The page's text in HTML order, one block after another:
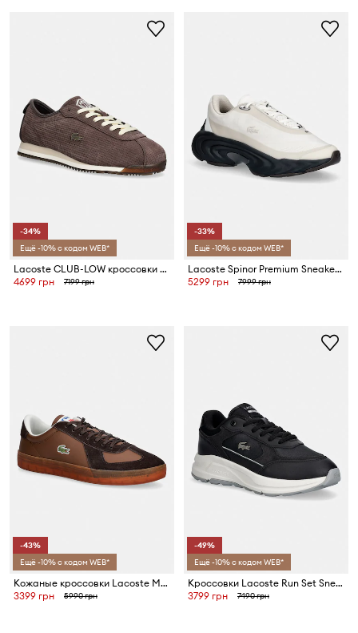
-34%
Ещё -10% с кодом WEB*
Lacoste CLUB-LOW кроссовки мужские нубуковые
4699 грн
7199 грн
-33%
Ещё -10% с кодом WEB*
Lacoste Spinor Premium Sneakers Tactile Elevation Pack кроссовки мужские
5299 грн
7999 грн
-43%
Ещё -10% с кодом WEB*
Кожаные кроссовки Lacoste Men Baseshot Pro Sneakers
3399 грн
5990 грн
-49%
Ещё -10% с кодом WEB*
Кроссовки Lacoste Run Set Sneakers
3799 грн
7490 грн